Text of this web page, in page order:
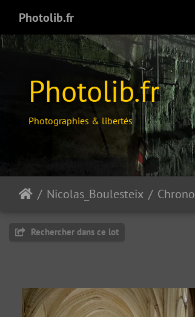
Photolib.fr
Photolib.fr
Photographies & libertés
Nicolas_Boulesteix Chrono
Rechercher dans ce lot
36 photos